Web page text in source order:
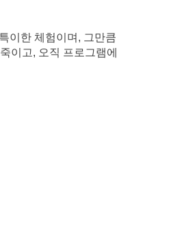
이한 체험이며, 그만큼
이고, 오직 프로그램에